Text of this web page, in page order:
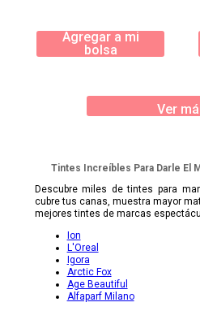
Agregar a mi
bolsa
Ver
Tintes Increíbles Para Darle El
Descubre miles de tintes para
cubre tus canas, muestra mayor
mejores tintes de marcas
Ion
L'Oreal
Igora
Arctic Fox
Age Beautiful
Alfaparf Milano